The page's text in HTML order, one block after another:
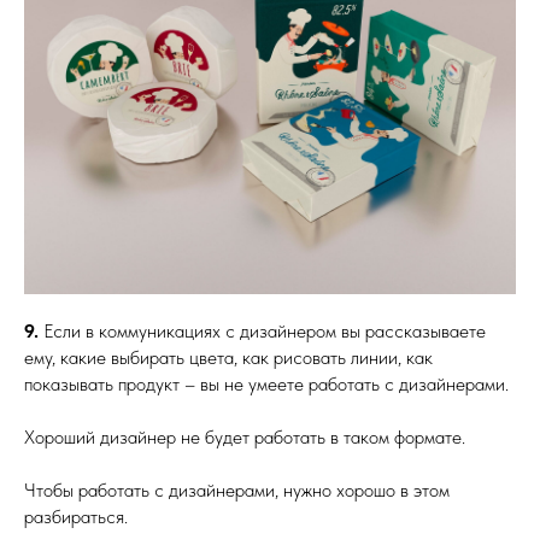
9. Если в коммуникациях с дизайнером вы рассказываете
ему, какие выбирать цвета, как рисовать линии, как
показывать продукт – вы не умеете работать с дизайнерами.
Хороший дизайнер не будет работать в таком формате.
Чтобы работать с дизайнерами, нужно хорошо в этом
разбираться.